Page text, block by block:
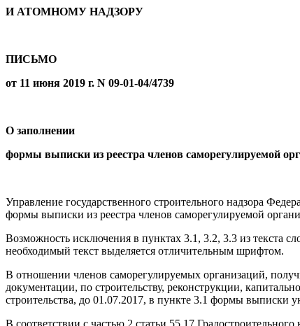
И АТОМНОМУ НАДЗОРУ
ПИСЬМО
от 11 июня 2019 г. N 09-01-04/4739
О заполнении
формы выписки из реестра членов саморегулируемой
Управление государственного строительного надзора
формы выписки из реестра членов саморегулируемой
Возможность исключения в пунктах 3.1, 3.2, 3.3 из текста
необходимый текст выделяется отличительным шрифтом.
В отношении членов саморегулируемых организаций,
документации, по строительству, реконструкции,
строительства, до 01.07.2017, в пункте 3.1 формы выписки
В соответствии с частью 2 статьи 55.17